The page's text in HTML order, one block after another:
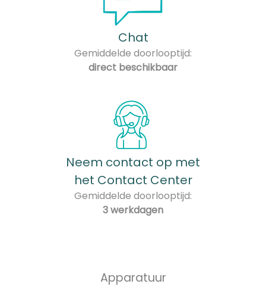
Chat
Gemiddelde doorlooptijd:
direct beschikbaar
Neem contact op met
het Contact Center
Gemiddelde doorlooptijd:
3 werkdagen
Apparatuur